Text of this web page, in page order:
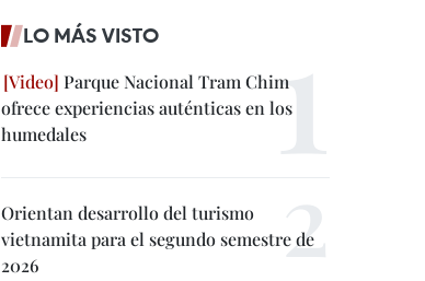
LO MÁS VISTO
Parque Nacional Tram Chim
ofrece experiencias auténticas en los
humedales
Orientan desarrollo del turismo
vietnamita para el segundo semestre de
2026